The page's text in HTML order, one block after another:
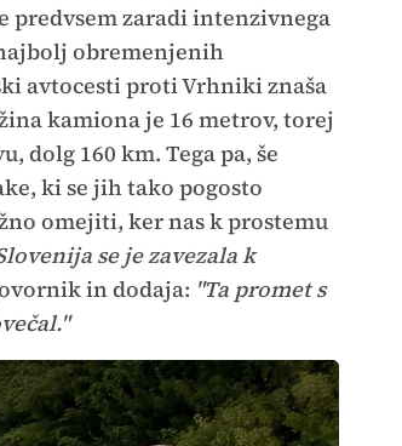
predvsem zaradi intenzivnega
obremenjenih
avtocesti proti Vrhniki znaša
kamiona je 16 metrov, torej
dolg 160 km. Tega pa, še
ki se jih tako pogosto
omejiti, ker nas k prostemu
se je zavezala k
in dodaja: "Ta promet s